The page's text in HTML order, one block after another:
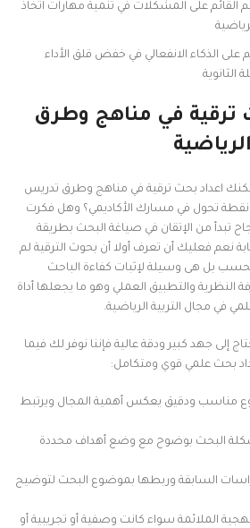
القائم على المشكلات في تنمية مهارات اتخاذ
على الذكاء الانفعالي في خفض قلق الأداء
الثانوية
ترقية في مناهج وطرق
اعداد بحث ترقية في مناهج وطرق تدريس
نقطة تحول في مسارك الأكاديمي؟ وهل فكرت
تبدأ من الإتقان في صياغة البحث بطريقة
نعم فعليك أن تعرف أولا أن بحوث الترقية لم
بل هى وسيلة لإثبات كفاءة الباحث
النظرية والتطبيق العملي وهو ما يجعلها أداة
في مجال التربية الرياضية.
إلى جهد كبير ودقة عالية فإننا نوفر لك فيما
بحث علمي قوي ومتكامل:
مناسب ودقيق يعكس أهمية المجال ويرتبط
البحث بوضوح مع وضع أهداف محددة
السابقة وربطها بموضوع البحث لتوضيح
الملائمة سواء كانت وصفية أو تجريبية أو